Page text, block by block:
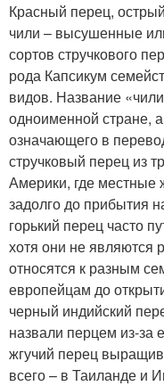
Красный перец,
чили – высушенные
сортов стручкового
рода Капсикум
видов. Название
одноименной стране,
означающего в
стручковый перец из
Америки, где местные
задолго до прибытия
горький перец часто
хотя они не являются
относятся к разным
европейцам до
черный индийский
назвали перцем из-за
жгучий перец
всего – в Таиланде и